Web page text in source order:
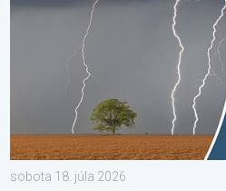
sobota 18. júla 2026